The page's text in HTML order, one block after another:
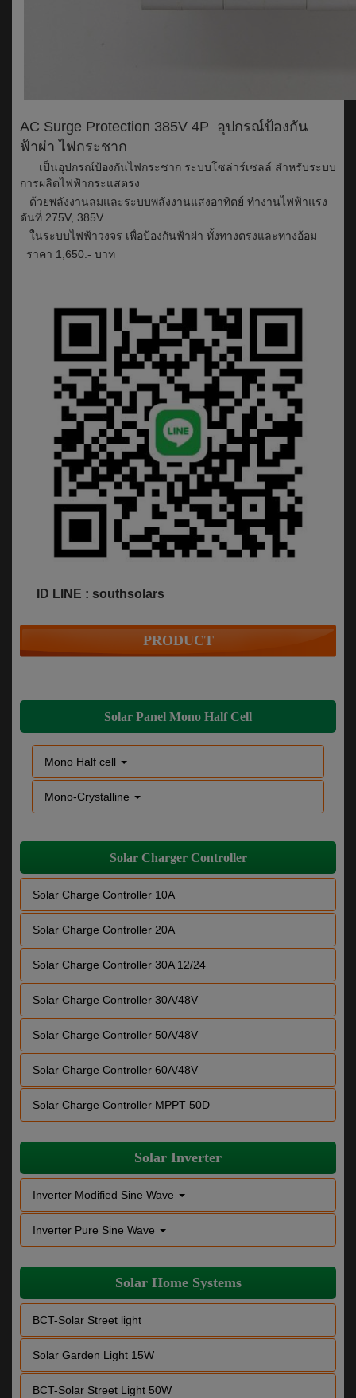
AC Surge Protection 385V 4P อุปกรณ์ป้องกัน
ฟ้าผ่า ไฟกระชาก
เป็นอุปกรณ์ป้องกันไฟกระชาก ระบบโซล่าร์เซลล์ สำหรับระบบ
การผลิตไฟฟ้ากระแสตรง
ด้วยพลังงานลมและระบบพลังงานแสงอาทิตย์ ทำงานไฟฟ้าแรง
ดันที่ 275V, 385V
ในระบบไฟฟ้าวงจร เพื่อป้องกันฟ้าผ่า ทั้งทางตรงและทางอ้อม
ราคา 1,650.- บาท
ID LINE : southsolars
PRODUCT
Solar Panel Mono Half Cell
Mono Half cell
Mono-Crystalline
Solar Charger Controller
Solar Charge Controller 10A
Solar Charge Controller 20A
Solar Charge Controller 30A 12/24
Solar Charge Controller 30A/48V
Solar Charge Controller 50A/48V
Solar Charge Controller 60A/48V
Solar Charge Controller MPPT 50D
Solar Inverter
Inverter Modified Sine Wave
Inverter Pure Sine Wave
Solar Home Systems
BCT-Solar Street light
Solar Garden Light 15W
BCT-Solar Street Light 50W